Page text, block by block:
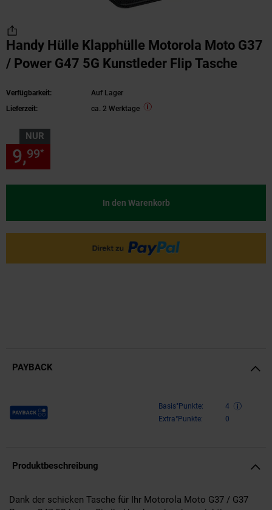
Handy Hülle Klapphülle Motorola Moto G37
/ Power G47 5G Kunstleder Flip Tasche
Verfügbarkeit:
Auf Lager
Lieferzeit:
ca. 2 Werktage
NUR
9,99*
In den Warenkorb
PAYBACK
Payback Punkte Basis°Punkte:
4
Extra°Punkte:
0
Produktbeschreibung
Dank der schicken Tasche für Ihr Motorola Moto G37 / G37